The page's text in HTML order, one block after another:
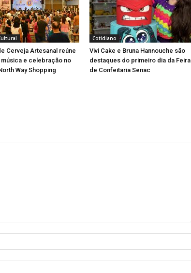
Cerveja Artesanal reúne
e celebração no
Way Shopping
Cotidiano
Vivi Cake e Bruna Hannouche são
destaques do primeiro dia da Feira
de Confeitaria Senac